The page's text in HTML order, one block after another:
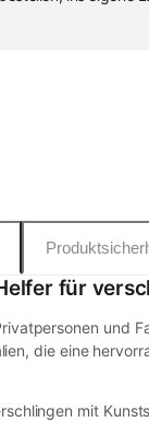
für
und
die eine
mit